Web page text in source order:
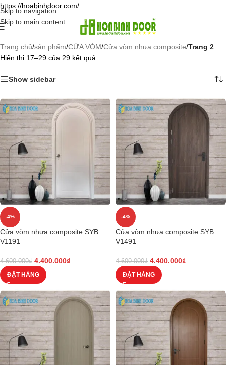
https://hoabinhdoor.com/
Skip to navigation
Skip to main content
Trang chủ/sản phẩm/CỬA VÒM/Cửa vòm nhựa composite/Trang 2
Hiển thị 17–29 của 29 kết quả
Show sidebar
-4%
Cửa vòm nhựa composite SYB:
V1191
4.600.000₫ 4.400.000₫
ĐẶT HÀNG
-4%
Cửa vòm nhựa composite SYB:
V1491
4.600.000₫ 4.400.000₫
ĐẶT HÀNG